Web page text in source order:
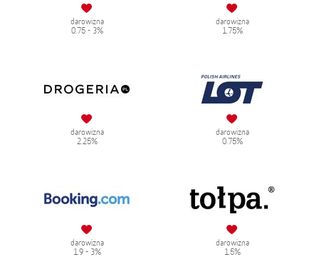
darowizna
0.75 - 3%
darowizna
1.75%
darowizna
2.25%
darowizna
0.75%
darowizna
1.9 - 3%
darowizna
1.5%